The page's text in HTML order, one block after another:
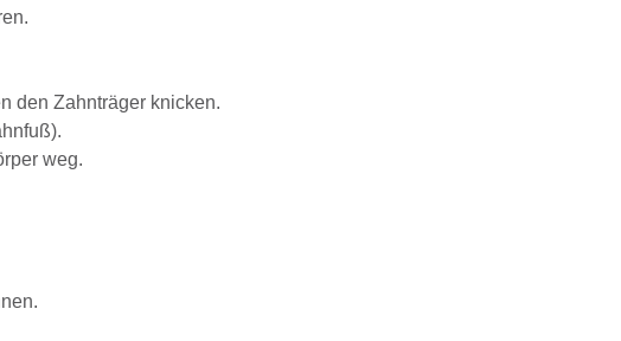
den Zahnträger knicken.
weg.